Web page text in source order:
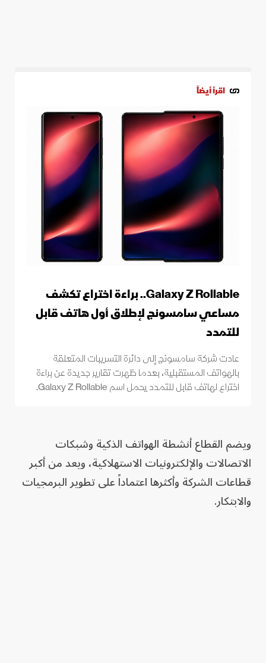
اقرأ أيضاً
Galaxy Z Rollable.. براءة اختراع تكشف
مساعي سامسونج لإطلاق أول هاتف قابل
للتمدد
عادت شركة سامسونج إلى دائرة التسريبات المتعلقة
بالهواتف المستقبلية، بعدما ظهرت تقارير جديدة عن براءة
اختراع لهاتف قابل للتمدد يحمل اسم Galaxy Z Rollable.
ويضم القطاع أنشطة الهواتف الذكية وشبكات
الاتصالات والإلكترونيات الاستهلاكية، ويعد من أكبر
قطاعات الشركة وأكثرها اعتماداً على تطوير البرمجيات
والابتكار.